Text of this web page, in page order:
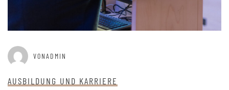
VONADMIN
AUSBILDUNG UND KARRIERE